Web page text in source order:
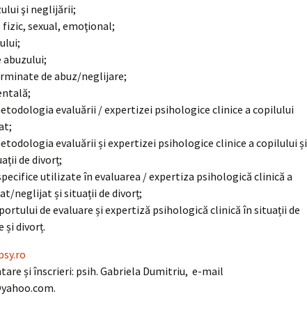
şi neglijării;
fizic, sexual, emoţional;
abuzului;
de abuz/neglijare;
evaluării / expertizei psihologice clinice a copilului
evaluării și expertizei psihologice clinice a copilului și
de divorț;
utilizate în evaluarea / expertiza psihologică clinică a
neglijat și situații de divorț;
de evaluare și expertiză psihologică clinică în situații de
și divorț.
și înscrieri: psih. Gabriela Dumitriu, e-mail